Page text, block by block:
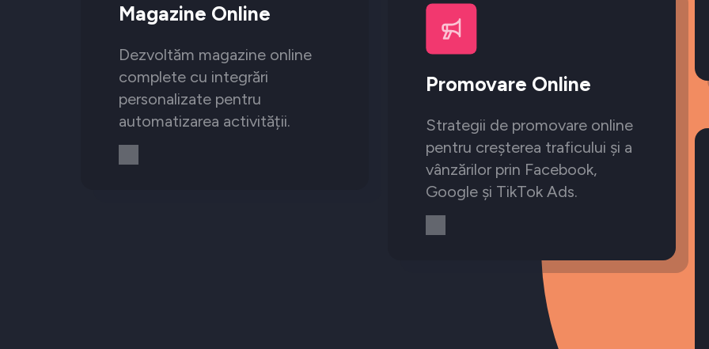
Magazine Online
Dezvoltăm magazine online
complete cu integrări
personalizate pentru
automatizarea activității.
Promovare Online
Strategii de promovare online
pentru creșterea traficului și a
vânzărilor prin Facebook,
Google și TikTok Ads.